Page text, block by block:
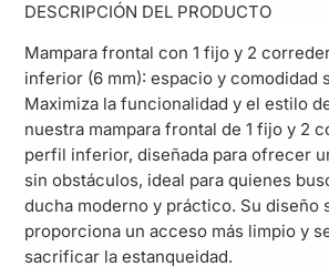
DESCRIPCIÓN DEL PRODUCTO
Mampara frontal con 1 fijo y 2
inferior (6 mm): espacio y comodidad
Maximiza la funcionalidad y el estilo
nuestra mampara frontal de 1 fijo y 2
perfil inferior, diseñada para ofrecer
sin obstáculos, ideal para quienes
ducha moderno y práctico. Su
proporciona un acceso más limpio y
sacrificar la estanqueidad.